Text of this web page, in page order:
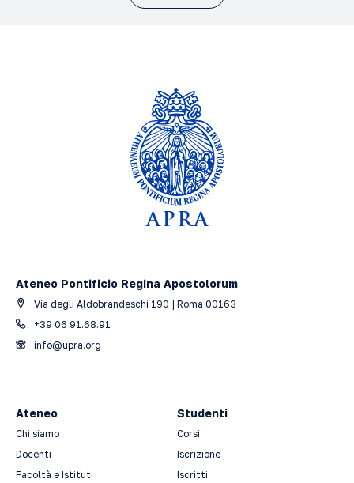
Ateneo Pontificio Regina Apostolorum
Via degli Aldobrandeschi 190 | Roma 00163
+39 06 91.68.91
info@upra.org
Ateneo
Chi siamo
Docenti
Facoltà e Istituti
Studenti
Corsi
Iscrizione
Iscritti